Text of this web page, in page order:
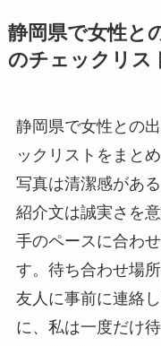
静岡県で女性と
のチェックリス
静岡県で女性との
ックリストをまと
写真は清潔感があ
紹介文は誠実さを
手のペースに合わ
す。待ち合わせ場
友人に事前に連絡
に、私は一度だけ